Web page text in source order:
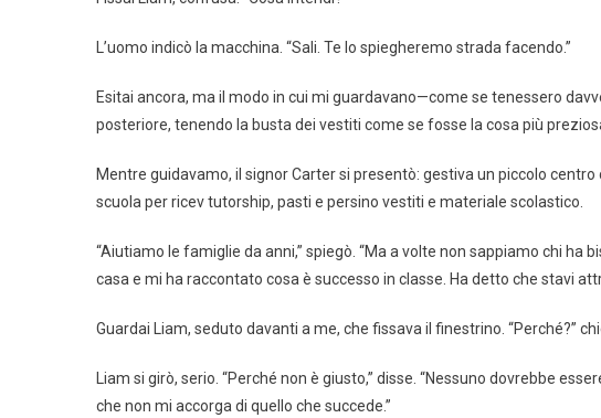
L’uomo indicò la macchina. “Sali. Te lo spiegheremo strada facendo.”
Esitai ancora, ma il modo in cui mi guardavano—come se tenessero
posteriore, tenendo la busta dei vestiti come se fosse la cosa più
Mentre guidavamo, il signor Carter si presentò: gestiva un piccolo
scuola per ricev tutorship, pasti e persino vestiti e materiale scolastico.
“Aiutiamo le famiglie da anni,” spiegò. “Ma a volte non sappiamo chi ha
casa e mi ha raccontato cosa è successo in classe. Ha detto che stavi
Guardai Liam, seduto davanti a me, che fissava il finestrino. “Perché?”
Liam si girò, serio. “Perché non è giusto,” disse. “Nessuno dovrebbe
che non mi accorga di quello che succede.”